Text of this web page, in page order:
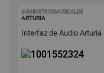
SUMINISTROSMUSICALES
ARTURIA
Interfaz de Audio